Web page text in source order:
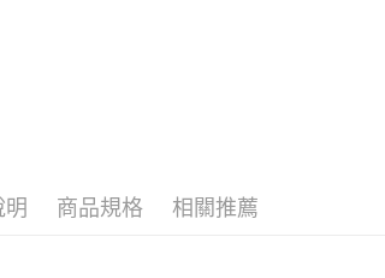
明 商品規格 相關推薦